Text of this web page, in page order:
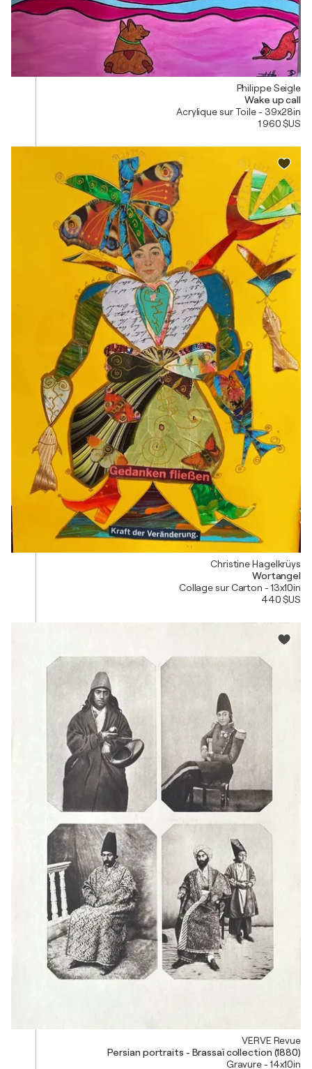
Philippe Seigle
Wake up call
Acrylique sur Toile - 39x28in
1 960 $US
Christine Hagelkrüys
Wortangel
Collage sur Carton - 13x10in
440 $US
VERVE Revue
Persian portraits - Brassaï collection (1880)
Gravure - 14x10in